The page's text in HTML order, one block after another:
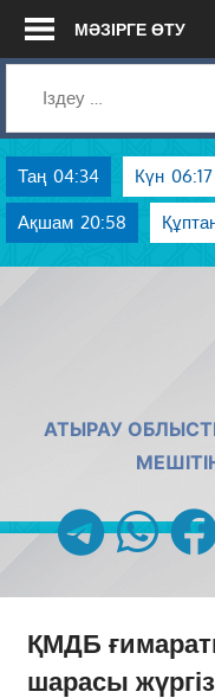
Skip
МӘЗІРГЕ ӨТУ
Таң 04:34 Күн 06:17
Ақшам 20:58
АТЫРАУ
telegram
ҚМДБ
шарасы